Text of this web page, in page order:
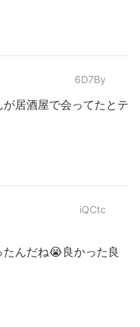
6D7By
居酒屋で会ってたとテ
iQCtc
んだね😭良かった良